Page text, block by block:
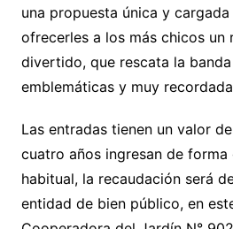
una propuesta única y
ofrecerles a los más chicos
divertido, que rescata la
emblemáticas y muy
Las entradas tienen un valor
cuatro años ingresan de
habitual, la recaudación será
entidad de bien público, en